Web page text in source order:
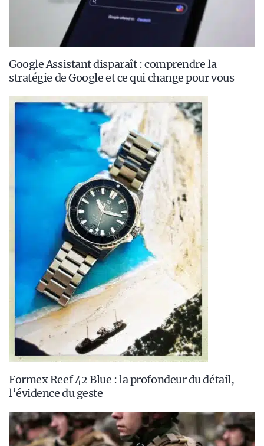
Google Assistant disparaît : comprendre la
stratégie de Google et ce qui change pour vous
Formex Reef 42 Blue : la profondeur du détail,
l’évidence du geste